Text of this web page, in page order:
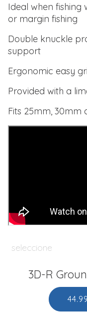
Ideal when fishing
or margin fishing
Double knuckle
support
Ergonomic easy
Provided with a
Fits 25mm, 30mm
seleccione
3D-R